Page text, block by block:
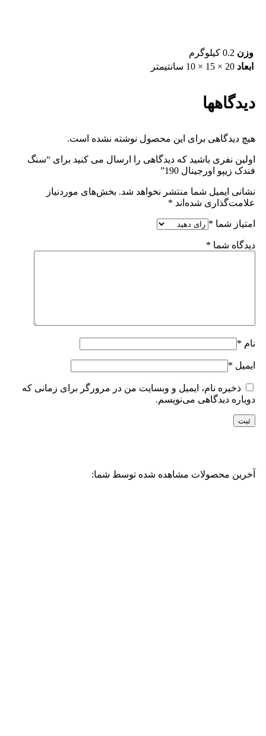
وزن 0.2 کیلوگرم
ابعاد 20 × 15 × 10 سانتیمتر
دیدگاهها
هیچ دیدگاهی برای این محصول نوشته نشده است.
اولین نفری باشید که دیدگاهی را ارسال می کنید برای “سنگ
فندک زیپو اورجینال 190”
نشانی ایمیل شما منتشر نخواهد شد. بخش‌های موردنیاز
علامت‌گذاری شده‌اند *
امتیاز شما *
دیدگاه شما *
نام *
ایمیل *
ذخیره نام، ایمیل و وبسایت من در مرورگر برای زمانی که
دوباره دیدگاهی می‌نویسم.
آخرین محصولات مشاهده شده توسط شما: